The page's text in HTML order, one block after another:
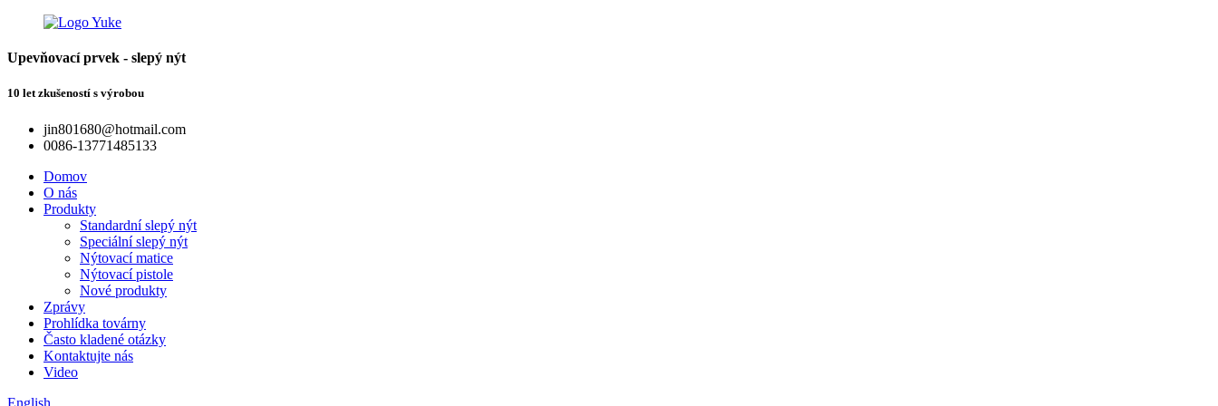
Upevňovací prvek - slepý nýt
10 let zkušeností s výrobou
jin801680@hotmail.com
0086-13771485133
Domov
O nás
Produkty
Standardní slepý nýt
Speciální slepý nýt
Nýtovací matice
Nýtovací pistole
Nové produkty
Zprávy
Prohlídka továrny
Často kladené otázky
Kontaktujte nás
Video
English